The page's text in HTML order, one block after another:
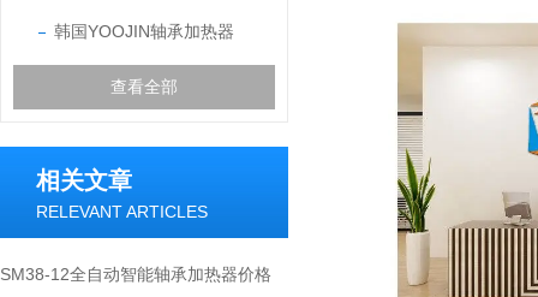
韩国YOOJIN轴承加热器
查看全部
相关文章
RELEVANT ARTICLES
SM38-12全自动智能轴承加热器价格